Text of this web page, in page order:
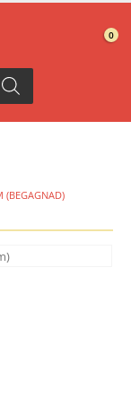
0
(BEGAGNAD)